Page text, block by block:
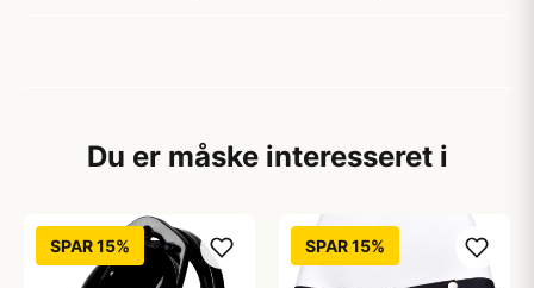
Du er måske interesseret i
SPAR 15% SPAR 15%